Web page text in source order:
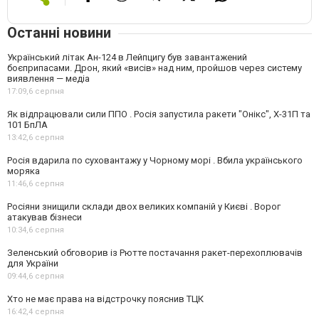
Останні новини
Український літак Ан-124 в Лейпцигу був завантажений
боєприпасами. Дрон, який «висів» над ним, пройшов через систему
виявлення — медіа
17:09,6 серпня
Як відпрацювали сили ППО . Росія запустила ракети "Онікс", Х-31П та
101 БпЛА
13:42,6 серпня
Росія вдарила по суховантажу у Чорному морі . Вбила українського
моряка
11:46,6 серпня
Росіяни знищили склади двох великих компаній у Києві . Ворог
атакував бізнеси
10:34,6 серпня
Зеленський обговорив із Рютте постачання ракет-перехоплювачів
для України
09:44,6 серпня
Хто не має права на відстрочку пояснив ТЦК
16:42,4 серпня